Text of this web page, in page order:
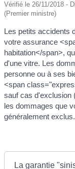
Vérifié le 26/11/2018 -
(Premier ministre)
Les petits accidents
votre assurance
habitation</span>,
d'une vitre. Les
personne ou à ses
<span
sauf cas d'exclusion
les dommages que
généralement exclus.
La garantie